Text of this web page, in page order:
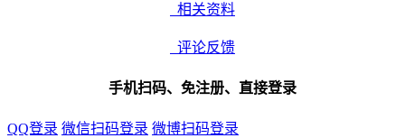
相关资料
评论反馈
手机扫码、免注册、直接登录
QQ登录 微信扫码登录 微博扫码登录